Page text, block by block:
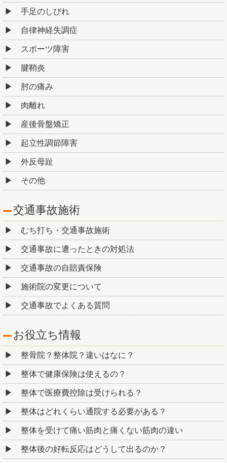
手足のしびれ
自律神経失調症
スポーツ障害
腱鞘炎
肘の痛み
肉離れ
産後骨盤矯正
起立性調節障害
外反母趾
その他
交通事故施術
むち打ち・交通事故施術
交通事故に遭ったときの対処法
交通事故の自賠責保険
施術院の変更について
交通事故でよくある質問
お役立ち情報
整骨院？整体院？違いはなに？
整体で健康保険は使えるの？
整体で医療費控除は受けられる？
整体はどれくらい通院する必要がある？
整体を受けて痛い筋肉と痛くない筋肉の違い
整体後の好転反応はどうして出るのか？